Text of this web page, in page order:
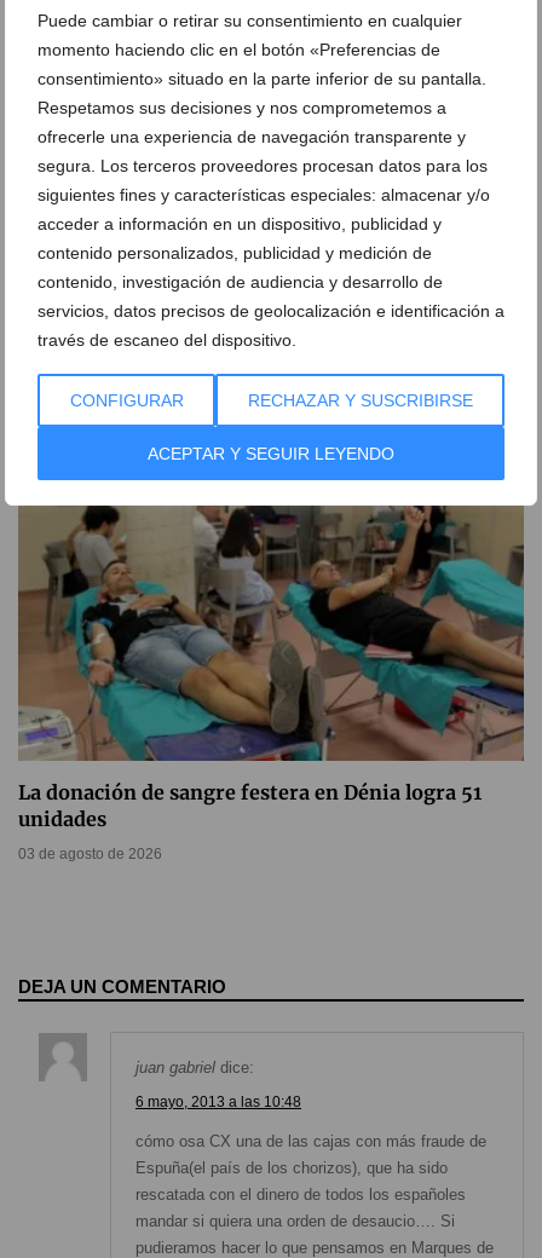
Puede cambiar o retirar su consentimiento en cualquier
momento haciendo clic en el botón «Preferencias de
consentimiento» situado en la parte inferior de su pantalla.
Respetamos sus decisiones y nos comprometemos a
ofrecerle una experiencia de navegación transparente y
segura. Los terceros proveedores procesan datos para los
siguientes fines y características especiales: almacenar y/o
acceder a información en un dispositivo, publicidad y
contenido personalizados, publicidad y medición de
contenido, investigación de audiencia y desarrollo de
servicios, datos precisos de geolocalización e identificación a
través de escaneo del dispositivo.
CONFIGURAR RECHAZAR Y SUSCRIBIRSE
ACEPTAR Y SEGUIR LEYENDO
El Tribunal Supremo confirma la condena de
prisión al expolicía de Dénia que acosó al concejal
04 de agosto de 2026
La donación de sangre festera en Dénia logra 51
unidades
03 de agosto de 2026
DEJA UN COMENTARIO
juan gabriel dice:
6 mayo, 2013 a las 10:48
cómo osa CX una de las cajas con más fraude de
Espuña(el país de los chorizos), que ha sido
rescatada con el dinero de todos los españoles
mandar si quiera una orden de desaucio…. Si
pudieramos hacer lo que pensamos en Marques de